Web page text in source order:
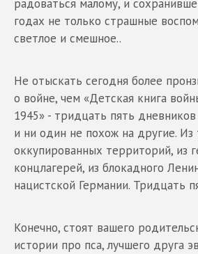
радоваться малому, и
годах не только страшные
светлое и смешное..
Не отыскать сегодня более
о войне, чем «Детская книга
1945» - тридцать пять
и ни один не похож на другие. Из
оккупированных территорий, из
концлагерей, из блокадного
нацистской Германии. Тридцать
Конечно, стоят вашего
истории про пса, лучшего друга